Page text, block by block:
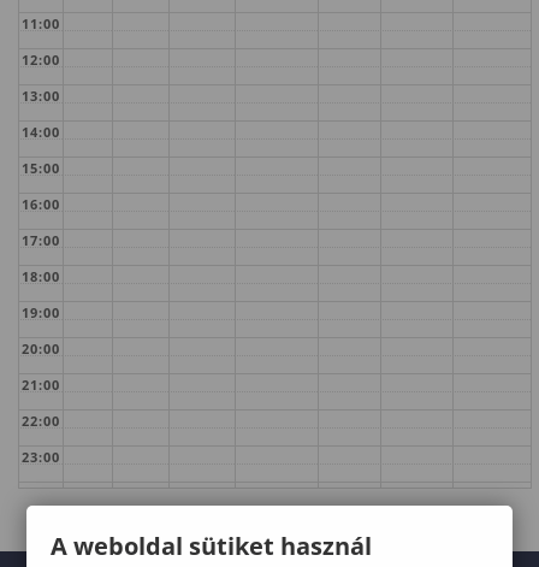
11:00
12:00
13:00
14:00
15:00
16:00
17:00
18:00
19:00
20:00
21:00
22:00
23:00
A weboldal sütiket használ